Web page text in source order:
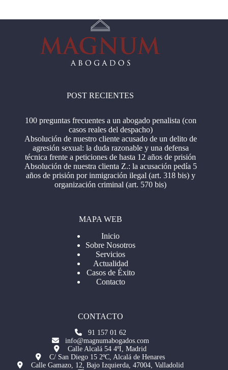
POST RECIENTES
100 preguntas frecuentes a un abogado penalista (con
casos reales del despacho)
Absolución de nuestro cliente acusado de un delito de
agresión sexual: la duda razonable y una defensa
técnica frente a peticiones de hasta 12 años de prisión
Absolución de nuestra clienta Z.: la acusación pedía 5
años de prisión por inmigración ilegal (art. 318 bis) y
organización criminal (art. 570 bis)
MAPA WEB
Inicio
Sobre Nosotros
Servicios
Actualidad
Casos de Éxito
Contacto
CONTACTO
91 157 01 62
info@magnumabogados.com
Calle Alcalá 54 4ºI, Madrid
C/ San Diego 15 2ºC, Alcalá de Henares
Calle Gamazo, 12, Bajo Izquierda, 47004, Valladolid